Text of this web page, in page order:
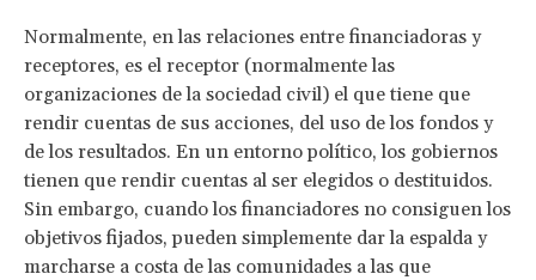
Normalmente, en las relaciones entre financiadoras y
receptores, es el receptor (normalmente las
organizaciones de la sociedad civil) el que tiene que
rendir cuentas de sus acciones, del uso de los fondos y
de los resultados. En un entorno político, los gobiernos
tienen que rendir cuentas al ser elegidos o destituidos.
Sin embargo, cuando los financiadores no consiguen los
objetivos fijados, pueden simplemente dar la espalda y
marcharse a costa de las comunidades a las que